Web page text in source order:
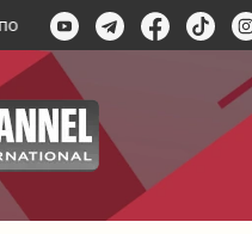
окупантам в Сумах: